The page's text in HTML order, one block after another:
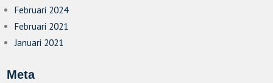
Februari 2024
Februari 2021
Januari 2021
Meta